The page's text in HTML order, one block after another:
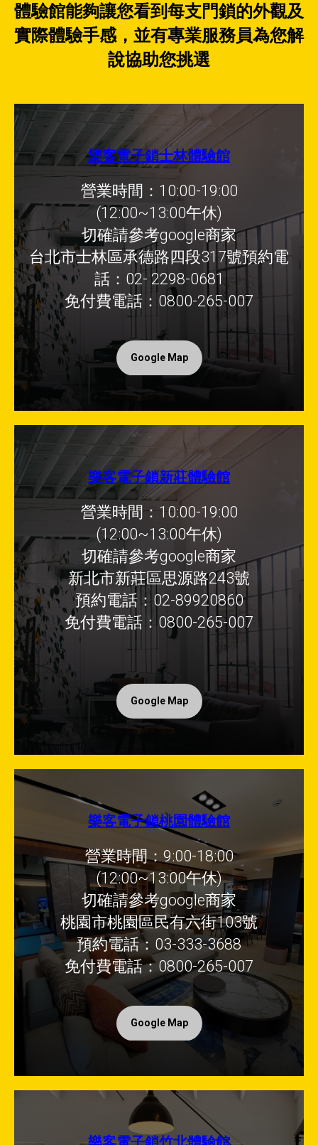
體驗館能夠讓您看到每支門鎖的外觀及
實際體驗手感，並有專業服務員為您解
說協助您挑選
樂客電子鎖士林體驗館
營業時間：10:00-19:00
(12:00~13:00午休)
切確請參考google商家
台北市士林區承德路四段317號預約電
話：02- 2298-0681
免付費電話：0800-265-007
Google Map
樂客電子鎖新莊體驗館
營業時間：10:00-19:00
(12:00~13:00午休)
切確請參考google商家
新北市新莊區思源路243號
預約電話：02-89920860
免付費電話：0800-265-007
Google Map
樂客電子鎖桃園體驗館
營業時間：9:00-18:00
(12:00~13:00午休)
切確請參考google商家
桃園市桃園區民有六街103號
預約電話：03-333-3688
免付費電話：0800-265-007
Google Map